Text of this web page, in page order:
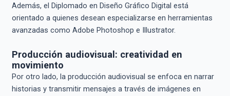
Además, el Diplomado en Diseño Gráfico Digital está
orientado a quienes desean especializarse en herramientas
avanzadas como Adobe Photoshop e Illustrator.
Producción audiovisual: creatividad en
movimiento
Por otro lado, la producción audiovisual se enfoca en narrar
historias y transmitir mensajes a través de imágenes en